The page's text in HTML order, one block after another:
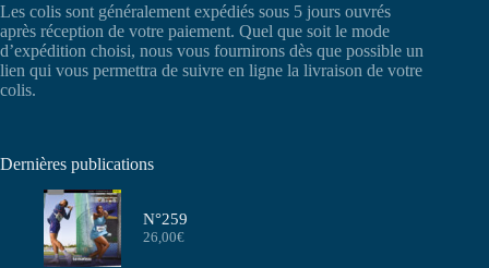
Les colis sont généralement expédiés sous 5 jours ouvrés
après réception de votre paiement. Quel que soit le mode
d’expédition choisi, nous vous fournirons dès que possible un
lien qui vous permettra de suivre en ligne la livraison de votre
colis.
Dernières publications
N°259
26,00€